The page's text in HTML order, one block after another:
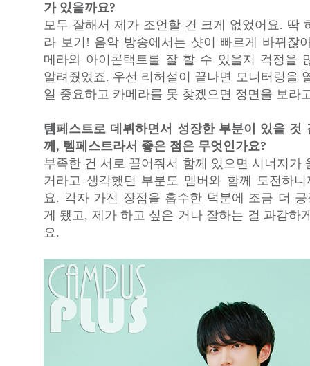
가 있을까요?
모두 잘해서 제가 조언할 건 크게 없었어요. 딱
라 보기! 음악 방송에서는 샷이 빠르게 바뀌잖
메라와 아이콘택트를 잘 할 수 있을지 걱정을
알려줬었죠. 우선 리허설이 끝나면 모니터링을
일 중요하고 카메라를 못 찾겠으면 정면을 보라
템페스트로 데뷔하면서 성장한 부분이 있을 것
께, 템페스트라서 좋은 점은 무엇인가요?
부족한 건 서로 끌어줘서 함께 있으면 시너지가
거라고 생각했던 부분도 멤버와 함께 도전하
요. 각자 가진 장점을 흡수한 덕분에 조금 더
게 됐고, 제가 하고 싶은 거나 잘하는 걸 과감하
요.